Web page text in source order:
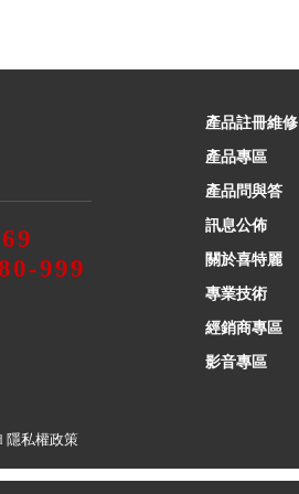
999
產品註冊維修
產品專區
產品問與答
訊息公佈
關於喜特麗
專業技術
經銷商專區
影音專區
隱私權政策